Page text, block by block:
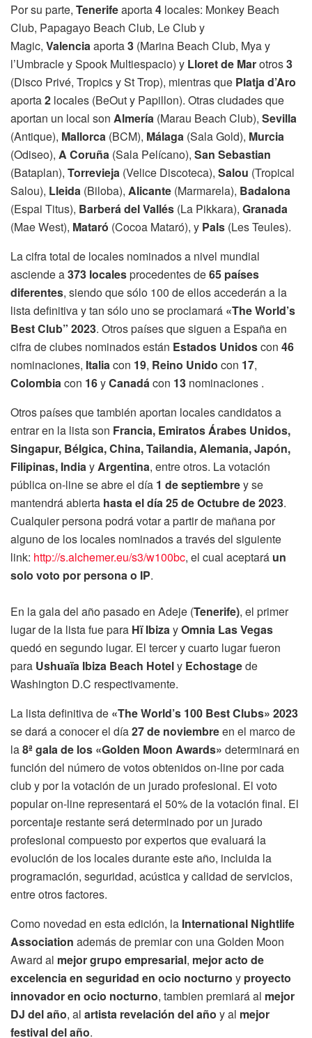
Por su parte, Tenerifeaporta4 locales: Monkey Beach
Club, Papagayo Beach Club, Le Club y
Magic, Valenciaaporta3 (Marina Beach Club, Mya y
l’Umbracle y Spook Multiespacio) y Lloret de Marotros3
(Disco Privé, Tropics y St Trop), mientras que Platja d’Aro
aporta2 locales (BeOut y Papillon). Otras ciudades que
aportan un local son Almería (Marau Beach Club), Sevilla
(Antique), Mallorca (BCM), Málaga (Sala Gold), Murcia
(Odiseo), A Coruña (Sala Pelícano), San Sebastian
(Bataplan), Torrevieja (Velice Discoteca), Salou (Tropical
Salou), Lleida (Biloba), Alicante (Marmarela), Badalona
(Espai Titus), Barberá del Vallés (La Pikkara), Granada
(Mae West), Mataró (Cocoa Mataró), y Pals (Les Teules).
La cifra total de locales nominados a nivel mundial
asciende a373 localesprocedentes de65 países
diferentes, siendo que sólo 100 de ellos accederán a la
lista definitiva y tan sólo uno se proclamará «The World’s
Best Club” 2023. Otros países que siguen a España en
cifra de clubes nominados están Estados Unidoscon 46
nominaciones, Italiacon 19, Reino Unido con 17,
Colombiacon 16yCanadácon 13 nominaciones .
Otros países que también aportan locales candidatos a
entrar en la lista son Francia, Emiratos Árabes Unidos,
Singapur, Bélgica, China, Tailandia, Alemania, Japón,
Filipinas, IndiayArgentina, entre otros. La votación
pública on-line se abre el día 1 de septiembrey se
mantendrá abierta hasta el día 25 de Octubre de 2023.
Cualquier persona podrá votar a partir de mañana por
alguno de los locales nominados a través del siguiente
link: http://s.alchemer.eu/s3/w100bc, el cual aceptará un
solo voto por persona o IP.
En la gala del año pasado en Adeje (Tenerife), el primer
lugar de la lista fue para Hï IbizayOmnia Las Vegas
quedó en segundo lugar. El tercer y cuarto lugar fueron
para Ushuaïa Ibiza Beach Hotely Echostagede
Washington D.C respectivamente.
La lista definitiva de «The World’s 100 Best Clubs» 2023
se dará a conocer el día27 de noviembreen el marco de
la8ª gala de los «Golden Moon Awards» determinará en
función del número de votos obtenidos on-line por cada
club y por la votación de un jurado profesional. El voto
popular on-line representará el 50% de la votación final. El
porcentaje restante será determinado por un jurado
profesional compuesto por expertos que evaluará la
evolución de los locales durante este año, incluida la
programación, seguridad, acústica y calidad de servicios,
entre otros factores.
Como novedad en esta edición, la International Nightlife
Association además de premiar con una Golden Moon
Award al mejor grupo empresarial, mejor acto de
excelencia en seguridad en ocio nocturno y proyecto
innovador en ocio nocturno, tambien premiará al mejor
DJ del año, al artista revelación del año y al mejor
festival del año.